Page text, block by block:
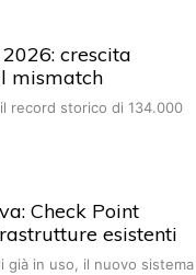
crescita
mismatch
record storico di 134.000
Check Point
esistenti
in uso, il nuovo sistema